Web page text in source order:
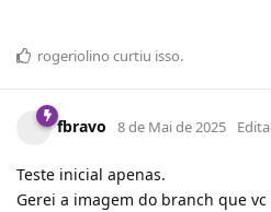
rogeriolino curtiu isso.
fbravo 8 de Mai de 2025
Teste inicial apenas.
Gerei a imagem do branch que